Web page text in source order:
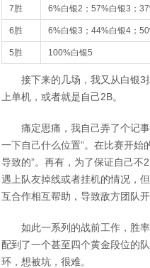
7胜 6%白银2；57%白银3；
6胜 6%白银3；44%白银4；
5胜 100%白银5
接下来的几场，我又从白银
上单机，或者就是自己2B。
痛定思痛，我自己弄了个记
一下自己什么位置”。在比赛开始
导致的”。再有，为了保证自己不
遇上队友掉线或者挂机的情况，
互合作相互帮助，导致敌方团队
如此一系列的战前工作，胜
配到了一个甚至四个黄金段位的
环，想被坑，很难。